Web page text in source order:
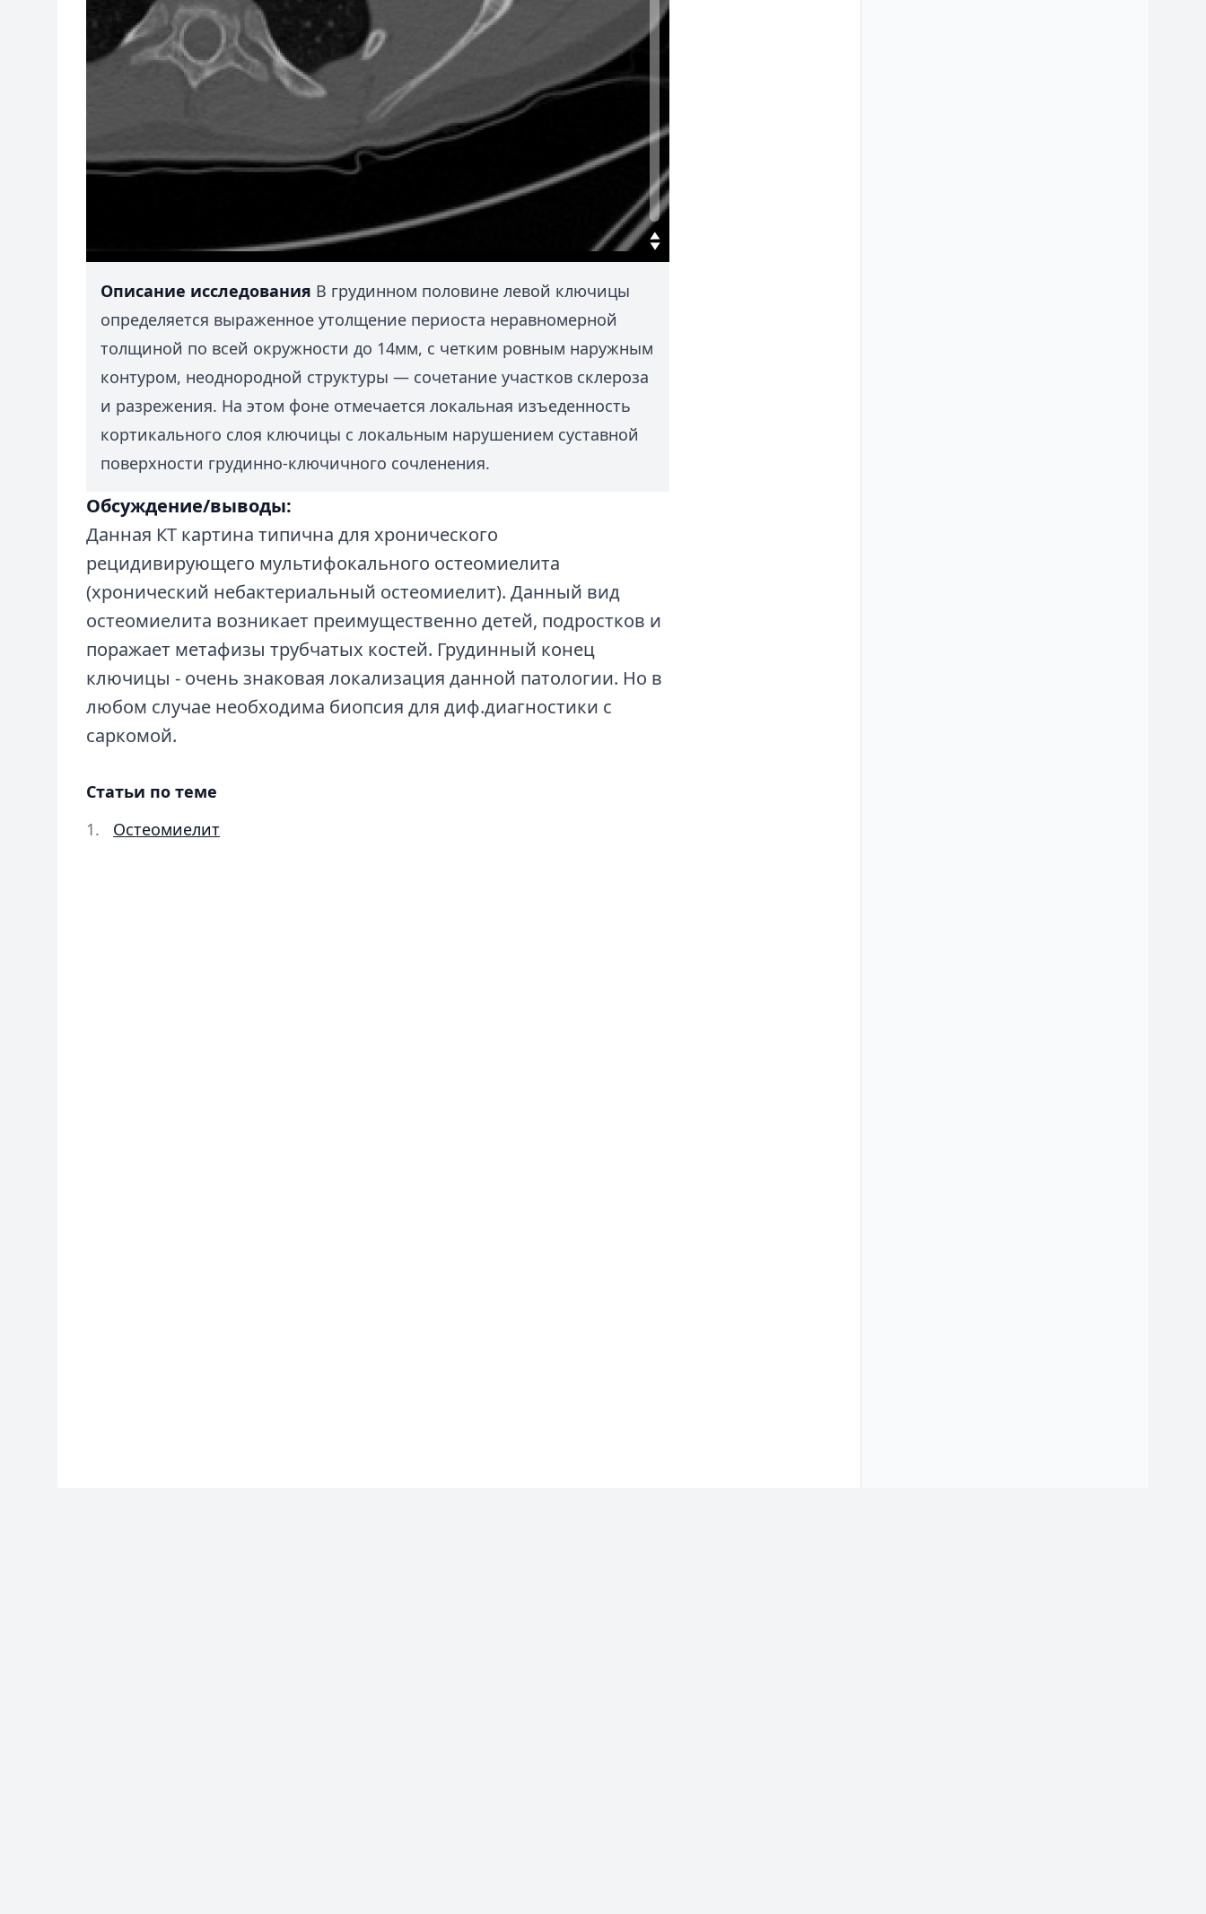
Описание исследования В грудинном половине левой ключицы
определяется выраженное утолщение периоста неравномерной
толщиной по всей окружности до 14мм, с четким ровным наружным
контуром, неоднородной структуры — сочетание участков склероза
и разрежения. На этом фоне отмечается локальная изъеденность
кортикального слоя ключицы с локальным нарушением суставной
поверхности грудинно-ключичного сочленения.
Обсуждение/выводы:
Данная КТ картина типична для хронического
рецидивирующего мультифокального остеомиелита
(хронический небактериальный остеомиелит). Данный вид
остеомиелита возникает преимущественно детей, подростков и
поражает метафизы трубчатых костей. Грудинный конец
ключицы - очень знаковая локализация данной патологии. Но в
любом случае необходима биопсия для диф.диагностики с
саркомой.
Статьи по теме
Остеомиелит